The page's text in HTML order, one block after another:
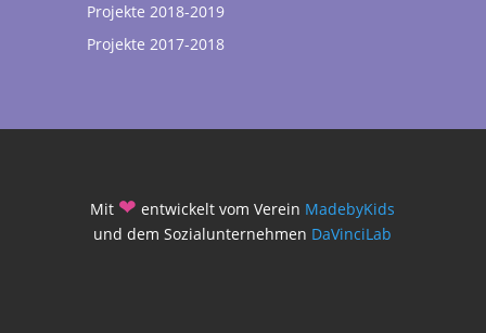
Projekte 2018-2019
Projekte 2017-2018
Mit ❤ entwickelt vom Verein MadebyKids
und dem Sozialunternehmen DaVinciLab